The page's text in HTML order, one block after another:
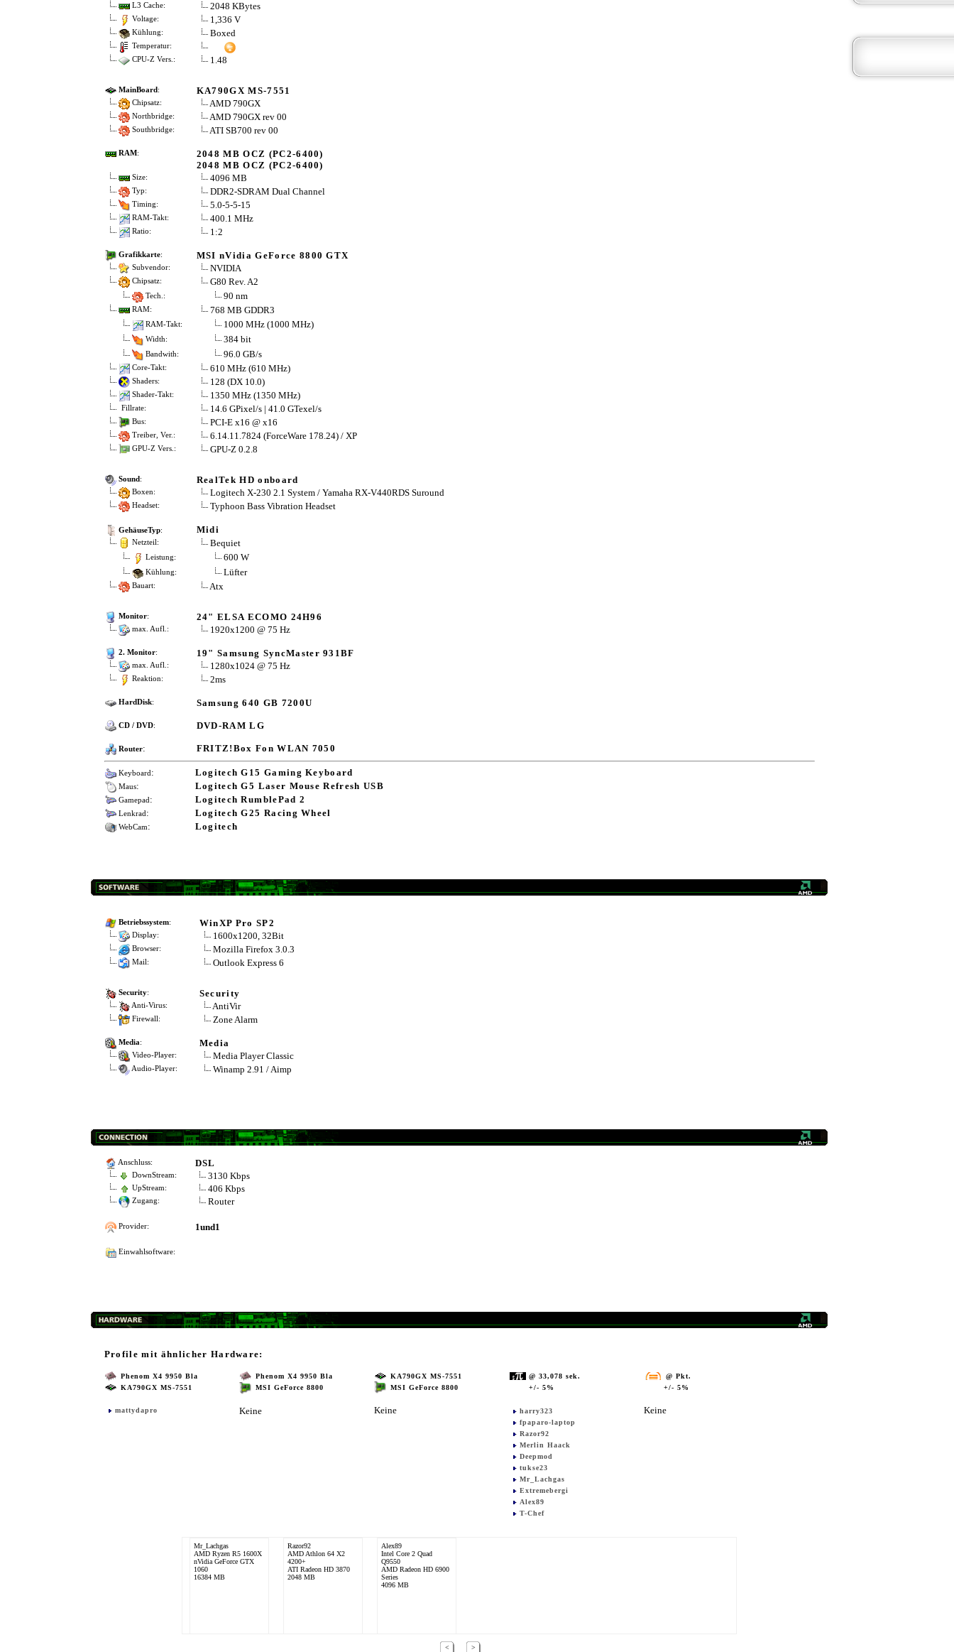
L3 Cache: 2048 KBytes
Voltage: 1,336 V
Kühlung: Boxed
Temperatur:
CPU-Z Vers.:
1.48
MainBoard: KA790GX MS-7551
Chipsatz: AMD 790GX
Northbridge: AMD 790GX rev 00
Southbridge: ATI SB700 rev 00
RAM:
2048 MB OCZ (PC2-6400)
2048 MB OCZ (PC2-6400)
Size: 4096 MB
Typ: DDR2-SDRAM Dual Channel
Timing: 5.0-5-5-15
RAM-Takt: 400.1 MHz
Ratio: 1:2
Grafikkarte: MSI nVidia GeForce 8800 GTX
Subvendor: NVIDIA
Chipsatz: G80 Rev. A2
Tech.: 90 nm
RAM: 768 MB GDDR3
RAM-Takt: 1000 MHz (1000 MHz)
Width: 384 bit
Bandwith: 96.0 GB/s
Core-Takt: 610 MHz (610 MHz)
Shaders: 128 (DX 10.0)
Shader-Takt: 1350 MHz (1350 MHz)
Fillrate: 14.6 GPixel/s | 41.0 GTexel/s
Bus: PCI-E x16 @ x16
Treiber, Ver.: 6.14.11.7824 (ForceWare 178.24) / XP
GPU-Z Vers.: GPU-Z 0.2.8
Sound: RealTek HD onboard
Boxen: Logitech X-230 2.1 System / Yamaha RX-V440RDS Suround
Headset: Typhoon Bass Vibration Headset
GehäuseTyp: Midi
Netzteil: Bequiet
Leistung: 600 W
Kühlung: Lüfter
Bauart: Atx
Monitor: 24" ELSA ECOMO 24H96
max. Aufl.: 1920x1200 @ 75 Hz
2. Monitor: 19" Samsung SyncMaster 931BF
max. Aufl.: 1280x1024 @ 75 Hz
Reaktion: 2ms
HardDisk: Samsung 640 GB 7200U
CD / DVD: DVD-RAM LG
Router: FRITZ!Box Fon WLAN 7050
Keyboard: Logitech G15 Gaming Keyboard
Maus: Logitech G5 Laser Mouse Refresh USB
Gamepad: Logitech RumblePad 2
Lenkrad: Logitech G25 Racing Wheel
WebCam: Logitech
Betriebssystem: WinXP Pro SP2
Display: 1600x1200, 32Bit
Browser: Mozilla Firefox 3.0.3
Mail: Outlook Express 6
Security: Security
Anti-Virus: AntiVir
Firewall: Zone Alarm
Media: Media
Video-Player: Media Player Classic
Audio-Player: Winamp 2.91 / Aimp
Anschluss: DSL
DownStream: 3130 Kbps
UpStream: 406 Kbps
Zugang: Router
Provider: 1und1
Einwahlsoftware:
Profile mit ähnlicher Hardware:
Phenom X4 9950 Bla
KA790GX MS-7551
mattydapro
Phenom X4 9950 Bla
MSI GeForce 8800
Keine
KA790GX MS-7551
MSI GeForce 8800
Keine
@ 33,078 sek.
+/- 5%
harry323
fpaparo-laptop
Razor92
Merlin Haack
Deepmod
tukse23
Mr_Lachgas
Extremebergi
Alex89
T-Chef
@ Pkt.
+/- 5%
Keine
Mr_Lachgas
AMD Ryzen R5 1600X
nVidia GeForce GTX
1060
16384 MB
Razor92
AMD Athlon 64 X2
4200+
ATI Radeon HD 3870
2048 MB
Alex89
Intel Core 2 Quad
Q9550
AMD Radeon HD 6900
Series
4096 MB
< >